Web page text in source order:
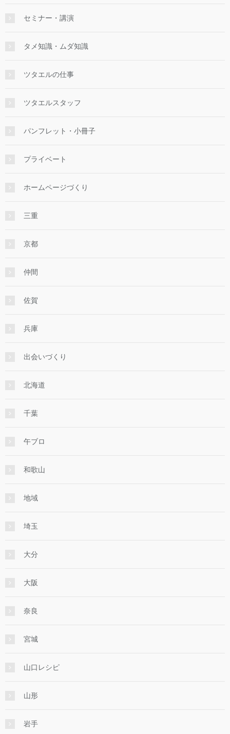
セミナー・講演
タメ知識・ムダ知識
ツタエルの仕事
ツタエルスタッフ
パンフレット・小冊子
プライベート
ホームページづくり
三重
京都
仲間
佐賀
兵庫
出会いづくり
北海道
千葉
午ブロ
和歌山
地域
埼玉
大分
大阪
奈良
宮城
山口レシピ
山形
岩手